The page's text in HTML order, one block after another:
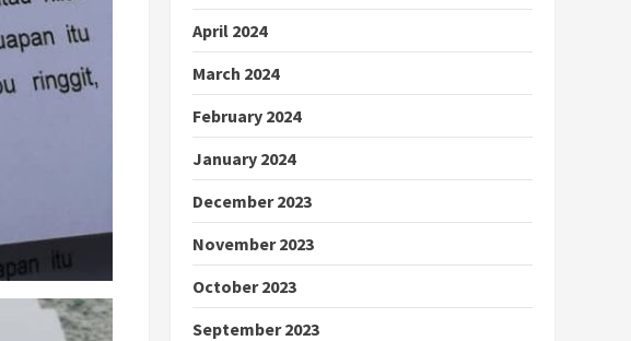
April 2024
March 2024
February 2024
January 2024
December 2023
November 2023
October 2023
September 2023